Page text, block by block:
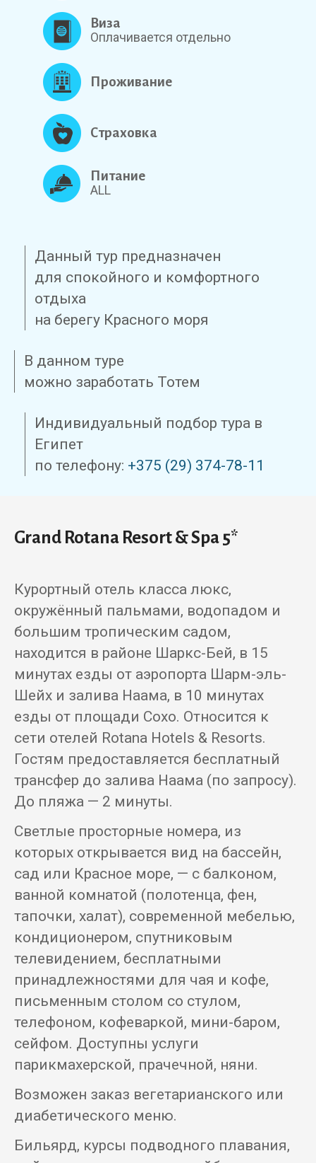
Виза
Оплачивается отдельно
Проживание
Страховка
Питание
ALL
Данный тур предназначен
для спокойного и комфортного
отдыха
на берегу Красного моря
В данном туре
можно заработать Тотем
Индивидуальный подбор тура в
Египет
по телефону: +375 (29) 374-78-11
Grand Rotana Resort & Spa 5*
Курортный отель класса люкс,
окружённый пальмами, водопадом и
большим тропическим садом,
находится в районе Шаркс-Бей, в 15
минутах езды от аэропорта Шарм-эль-
Шейх и залива Наама, в 10 минутах
езды от площади Сохо. Относится к
сети отелей Rotana Hotels & Resorts.
Гостям предоставляется бесплатный
трансфер до залива Наама (по запросу).
До пляжа — 2 минуты.
Светлые просторные номера, из
которых открывается вид на бассейн,
сад или Красное море, — с балконом,
ванной комнатой (полотенца, фен,
тапочки, халат), современной мебелью,
кондиционером, спутниковым
телевидением, бесплатными
принадлежностями для чая и кофе,
письменным столом со стулом,
телефоном, кофеваркой, мини-баром,
сейфом. Доступны услуги
парикмахерской, прачечной, няни.
Возможен заказ вегетарианского или
диабетического меню.
Бильярд, курсы подводного плавания,